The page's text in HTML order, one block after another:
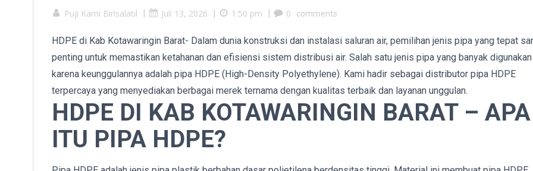
Puji Kami Birisalatil | Juli 13, 2026 | 1:50 pm | 0 comments
HDPE di Kab Kotawaringin Barat- Dalam dunia konstruksi dan instalasi saluran air, pemilihan jenis pipa yang tepat
penting untuk memastikan ketahanan dan efisiensi sistem distribusi air. Salah satu jenis pipa yang banyak digunakan
karena keunggulannya adalah pipa HDPE (High-Density Polyethylene). Kami hadir sebagai distributor pipa HDPE
terpercaya yang menyediakan berbagai merek ternama dengan kualitas terbaik dan layanan unggulan.
HDPE DI KAB KOTAWARINGIN BARAT – APA
ITU PIPA HDPE?